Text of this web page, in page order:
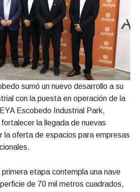
sumó un nuevo desarrollo a su
con la puesta en operación de la
Escobedo Industrial Park,
la llegada de nuevas
la oferta de espacios para empresas
primera etapa contempla una nave
de 70 mil metros cuadrados,